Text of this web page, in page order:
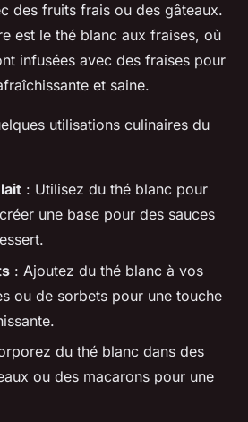
des fruits frais ou des gâteaux.
est le thé blanc aux fraises, où
infusées avec des fraises pour
et saine.
utilisations culinaires du
: Utilisez du thé blanc pour
une base pour des sauces
: Ajoutez du thé blanc à vos
ou de sorbets pour une touche
du thé blanc dans des
ou des macarons pour une